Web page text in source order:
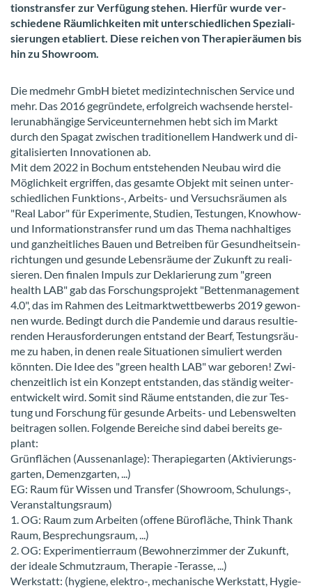
ti­ons­trans­fer zur Ver­fü­gung ste­hen. Hier­für wurde ver­
schie­de­ne Räum­lich­kei­ten mit un­ter­schied­li­chen Spe­zia­li­
sie­run­gen eta­bliert. Diese rei­chen von The­ra­pie­räu­men bis
hin zu Show­room.
Die med­mehr GmbH bie­tet me­di­zin­tech­ni­schen Ser­vice und
mehr. Das 2016 ge­grün­de­te, er­folg­reich wach­sen­de her­stel­
ler­un­ab­hän­gi­ge Ser­vice­un­ter­neh­men hebt sich im Markt
durch den Spa­gat zwi­schen tra­di­tio­nel­lem Hand­werk und di­
gi­ta­li­sier­ten In­no­va­tio­nen ab.
Mit dem 2022 in Bo­chum ent­ste­hen­den Neu­bau wird die
Mög­lich­keit er­grif­fen, das ge­sam­te Ob­jekt mit sei­nen un­ter­
schied­li­chen Funktions-​, Arbeits-​ und Ver­suchs­räu­men als
"Real Labor" für Ex­pe­ri­men­te, Stu­di­en, Tes­tun­gen, Knowhow-​
und In­for­ma­ti­ons­trans­fer rund um das Thema nach­hal­ti­ges
und ganz­heit­li­ches Bauen und Be­trei­ben für Ge­sund­heits­ein­
rich­tun­gen und ge­sun­de Le­bens­räu­me der Zu­kunft zu rea­li­
sie­ren. Den fi­na­len Im­puls zur De­kla­rie­rung zum "green
health LAB" gab das For­schungs­pro­jekt "Bet­ten­ma­nage­ment
4.0", das im Rah­men des Leit­markt­wett­be­werbs 2019 ge­won­
nen wurde. Be­dingt durch die Pan­de­mie und dar­aus re­sul­tie­
ren­den Her­aus­for­de­run­gen ent­stand der Bearf, Tes­tungs­räu­
me zu haben, in denen reale Si­tua­tio­nen si­mu­liert wer­den
könn­ten. Die Idee des "green health LAB" war ge­bo­ren! Zwi­
chen­zeit­lich ist ein Kon­zept ent­stan­den, das stän­dig wei­ter­
ent­wi­ckelt wird. Somit sind Räume ent­stan­den, die zur Tes­
tung und For­schung für ge­sun­de Arbeits-​ und Le­bens­wel­ten
bei­tra­gen sol­len. Fol­gen­de Be­rei­che sind dabei be­reits ge­
plant:
Grün­flä­chen (Aus­sen­an­la­ge): The­ra­pie­gar­ten (Ak­ti­vie­rungs­
gar­ten, De­menz­gar­ten, ...)
EG: Raum für Wis­sen und Trans­fer (Show­room, Schulungs-​,
Ver­an­stal­tungs­raum)
1. OG: Raum zum Ar­bei­ten (of­fe­ne Bü­ro­flä­che, Think Thank
Raum, Be­spre­chungs­raum, ...)
2. OG: Ex­pe­ri­men­tier­raum (Be­woh­ner­zim­mer der Zu­kunft,
der idea­le Schmutz­raum, The­ra­pie -​Terasse, ...)
Werk­statt: (hy­gie­ne, elektro-​, me­cha­ni­sche Werk­statt, Hy­gie­